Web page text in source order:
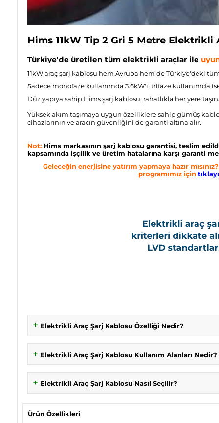
Hims 11kW Tip 2 Gri 5 Metre Elektrikli
Türkiye'de üretilen tüm elektrikli araçlar ile
11kW araç şarj kablosu hem Avrupa hem de Türkiye'deki t
Sadece monofaze kullanımda 3.6kW'ı, trifaze kullanımda
Düz yapıya sahip Hims şarj kablosu, rahatlıkla her yere
Yüksek akım taşımaya uygun özelliklere sahip gümüş
cihazlarının ve aracın güvenliğini de garanti altına alır.
Not:Hims markasının şarj kablosu garantisi, teslim
kapsamında işçilik ve üretim hatalarına karşı garanti
Geleceğin enerjisine yatırım yapmaya hazır
programımız için
Elektrikli Araç Şarj Kablosu Özelliği Nedir?
Elektrikli Araç Şarj Kablosu Kullanım Alanları Nedir?
Elektrikli Araç Şarj Kablosu Nasıl Seçilir?
Ürün Özellikleri